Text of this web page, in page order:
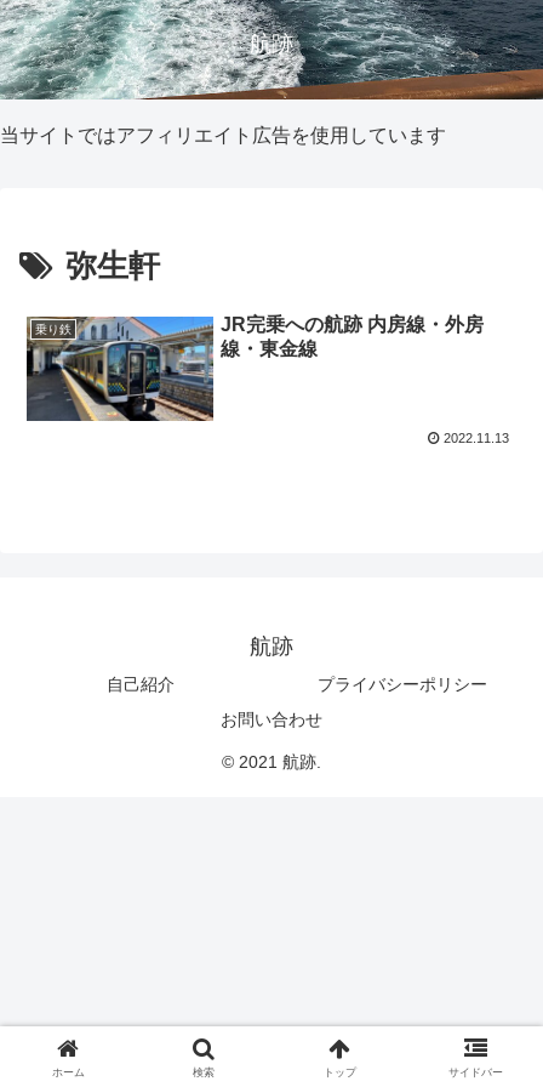
航跡
当サイトではアフィリエイト広告を使用しています
弥生軒
乗り鉄
JR完乗への航跡 内房線・外房
線・東金線
2022.11.13
航跡
自己紹介
プライバシーポリシー
お問い合わせ
© 2021 航跡.
ホーム 検索 トップ サイドバー